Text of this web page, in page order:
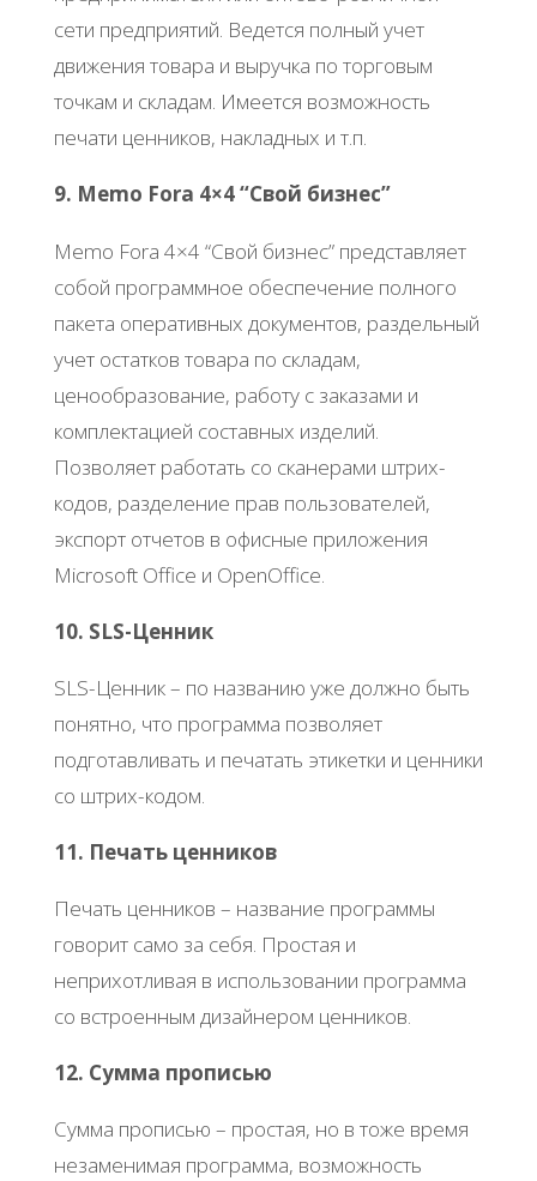
сети предприятий. Ведется полный учет
движения товара и выручка по торговым
точкам и складам. Имеется возможность
печати ценников, накладных и т.п.
9. Memo Fora 4×4 “Свой бизнес”
Memo Fora 4×4 “Свой бизнес” представляет
собой программное обеспечение полного
пакета оперативных документов, раздельный
учет остатков товара по складам,
ценообразование, работу с заказами и
комплектацией составных изделий.
Позволяет работать со сканерами штрих-
кодов, разделение прав пользователей,
экспорт отчетов в офисные приложения
Microsoft Office и OpenOffice.
10. SLS-Ценник
SLS-Ценник – по названию уже должно быть
понятно, что программа позволяет
подготавливать и печатать этикетки и ценники
со штрих-кодом.
11. Печать ценников
Печать ценников – название программы
говорит само за себя. Простая и
неприхотливая в использовании программа
со встроенным дизайнером ценников.
12. Сумма прописью
Сумма прописью – простая, но в тоже время
незаменимая программа, возможность